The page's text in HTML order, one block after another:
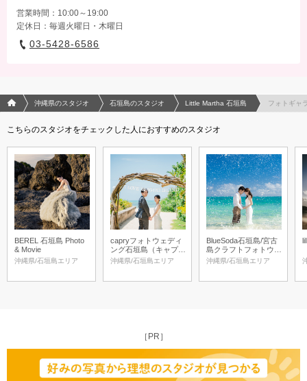
営業時間：10:00～19:00
定休日：毎週火曜日・木曜日
03-5428-6586
フォトウエディング/結婚写真のPhotorait ホーム
沖縄県のスタジオ 石垣島のスタジオ Little Martha 石垣島 フォトギャ
こちらのスタジオをチェックした人におすすめのスタジオ
BEREL 石垣島 Photo
& Movie
沖縄県/石垣島エリア
capryフォトウェディ
ング石垣島（キャプリ
ィフォトウェディング
沖縄県/石垣島エリア
BlueSoda石垣島/宮古
島クラフトフォトウェ
ディング
沖縄県/石垣島エリア
［PR］